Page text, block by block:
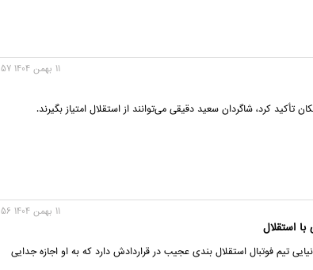
11 بهمن 1404 18:57
تأکید کرد، شاگردان سعید دقیقی می‌توانند از استقلال امتیاز بگیرند.
11 بهمن 1404 18:56
تیم فوتبال استقلال بندی عجیب در قراردادش دارد که به او اجازه جدایی